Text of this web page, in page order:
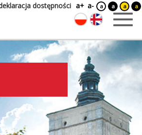
dostępności a+ a- a a a a